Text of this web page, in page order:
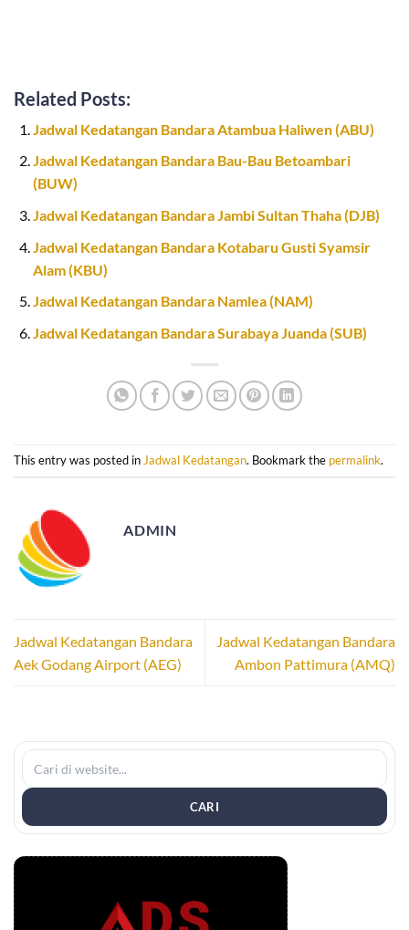
Related Posts:
Jadwal Kedatangan Bandara Atambua Haliwen (ABU)
Jadwal Kedatangan Bandara Bau-Bau Betoambari
(BUW)
Jadwal Kedatangan Bandara Jambi Sultan Thaha (DJB)
Jadwal Kedatangan Bandara Kotabaru Gusti Syamsir
Alam (KBU)
Jadwal Kedatangan Bandara Namlea (NAM)
Jadwal Kedatangan Bandara Surabaya Juanda (SUB)
This entry was posted in Jadwal Kedatangan. Bookmark the permalink.
ADMIN
Jadwal Kedatangan Bandara
Aek Godang Airport (AEG)
Jadwal Kedatangan Bandara
Ambon Pattimura (AMQ)
CARI